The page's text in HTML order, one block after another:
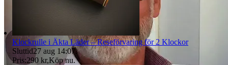
Klockrulle i Äkta Läder – Reseförvaring för 2 Klockor
Sluttid27 aug 14:07.
Pris:290 kr,Köp nu.